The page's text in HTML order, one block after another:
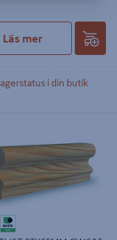
Läs mer
i din butik